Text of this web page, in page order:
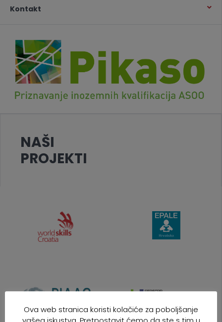
Kontakt
NAŠI
PROJEKTI
Ova web stranica koristi kolačiće za poboljšanje